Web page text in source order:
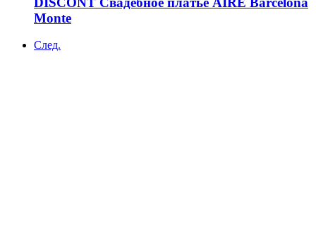
Monte
След.